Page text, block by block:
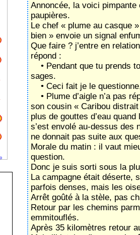
Annoncée, la voici pimpante
paupières.
Le chef « plume au casque
bien » envoie un signal
Que faire ? j’entre en
répond :
• Pendant que tu prends
sages.
• Ceci fait je le
• Plume d’aigle n’a pas
son cousin « Caribou distrait
plus de gouttes d’eau
s’est envolé au-dessus des
ne donnait pas suite aux
Morale du matin : il vaut
question.
Donc je suis sorti sous la
La campagne était déserte,
parfois denses, mais les
Arrêt goûté à la stèle, pas
Retour par les chemins
emmitouflés.
Après 35 kilomètres retour